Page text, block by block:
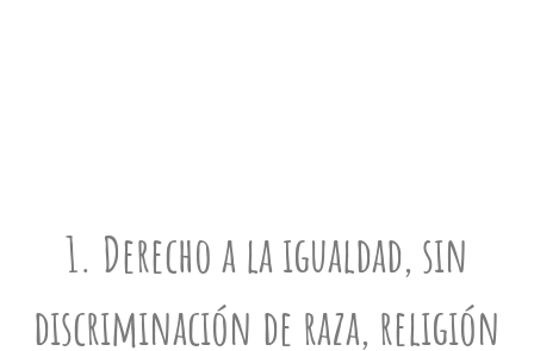
1. Derecho a la igualdad, sin
discriminación de raza, religión